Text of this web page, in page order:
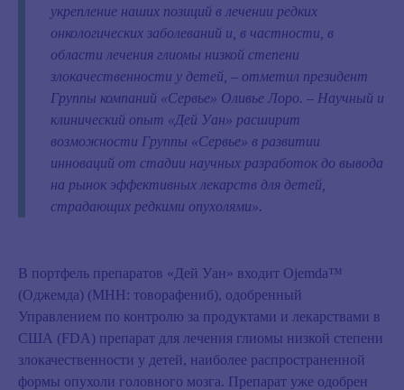
укрепление наших позиций в лечении редких
онкологических заболеваний и, в частности, в
области лечения глиомы низкой степени
злокачественности у детей, – отметил президент
Группы компаний «Сервье» Оливье Лоро. – Научный и
клинический опыт «Дей Уан» расширит
возможности Группы «Сервье» в развитии
инноваций от стадии научных разработок до вывода
на рынок эффективных лекарств для детей,
страдающих редкими опухолями».
В портфель препаратов «Дей Уан» входит Ojemda™
(Оджемда) (МНН: товорафениб), одобренный
Управлением по контролю за продуктами и лекарствами в
США (FDA) препарат для лечения глиомы низкой степени
злокачественности у детей, наиболее распространенной
формы опухоли головного мозга. Препарат уже одобрен